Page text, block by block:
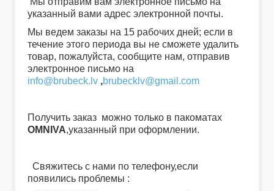
указанный вами адрес электронной почты.
Мы ведем заказы на 15 рабочих дней; если в
течение этого периода вы не сможете удалить
товар, пожалуйста, сообщите нам, отправив
электронное письмо на
info@brubeck.lv ,brubecklv@gmail.com
Получить заказ можно только в пакоматах
OMNIVA,указанный при оформлении.
Свяжитесь с нами по телефону,если
появились проблемы :